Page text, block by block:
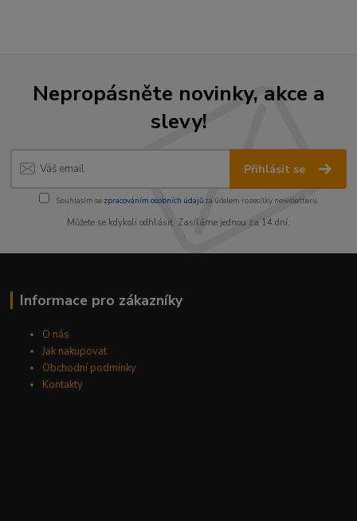
Nepropásněte novinky, akce a
slevy!
Přihlásit se
Souhlasím se zpracováním osobních údajůza účelem rozesílky newsletteru.
Můžete se kdykoli odhlásit. Zasíláme jednou za 14 dní.
Informace pro zákazníky
O nás
Jak nakupovat
Obchodní podmínky
Kontakty